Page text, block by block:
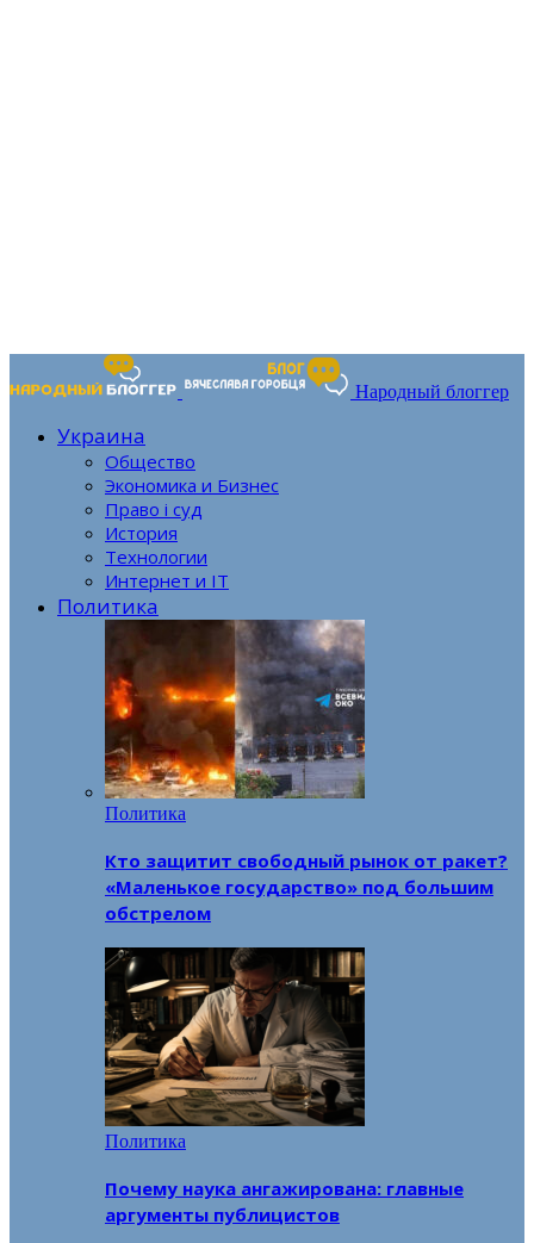
Народный блоггер
Украина
Общество
Экономика и Бизнес
Право і суд
История
Технологии
Интернет и IT
Политика
Политика
Кто защитит свободный рынок от ракет?
«Маленькое государство» под большим
обстрелом
Политика
Почему наука ангажирована: главные
аргументы публицистов